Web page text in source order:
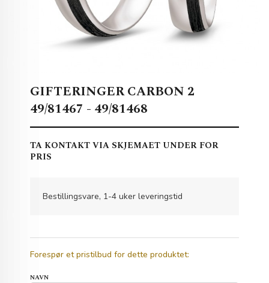
GIFTERINGER CARBON 2
49/81467 - 49/81468
TA KONTAKT VIA SKJEMAET UNDER FOR
PRIS
Bestillingsvare, 1-4 uker leveringstid
Forespør et pristilbud for dette produktet:
NAVN